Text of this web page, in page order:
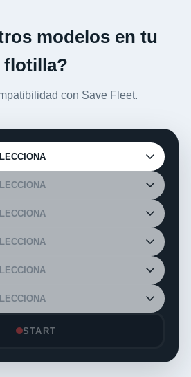
modelos en tu
flotilla?
con Save Fleet.
START